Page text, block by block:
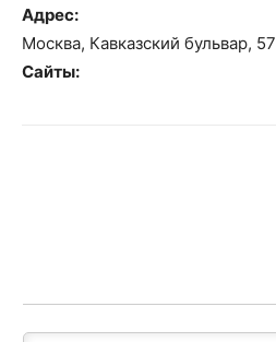
Адрес:
Москва, Кавказский бульвар, 57
Сайты: